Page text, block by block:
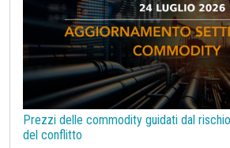
Prezzi delle commodity guidati dal
del conflitto